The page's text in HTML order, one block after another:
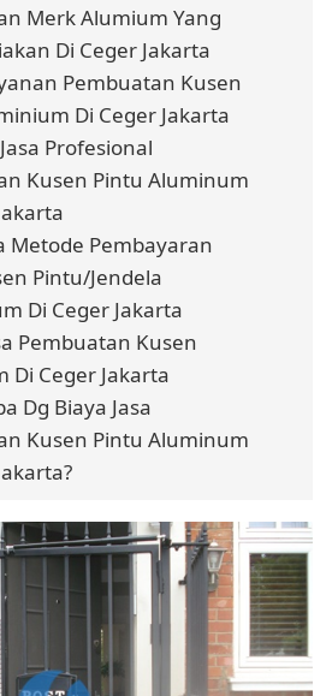
Merk Alumium Yang
Di Ceger Jakarta
Pembuatan Kusen
Di Ceger Jakarta
Profesional
Kusen Pintu Aluminum
Metode Pembayaran
Pintu/Jendela
Di Ceger Jakarta
Pembuatan Kusen
Di Ceger Jakarta
Dg Biaya Jasa
Kusen Pintu Aluminum